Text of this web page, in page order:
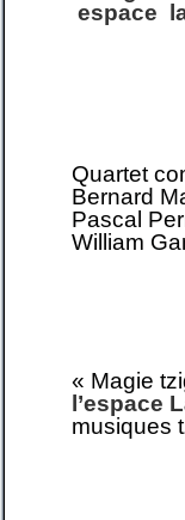
espace
Quartet
Bernard
Pascal
William
« Magie
l’espace
musiques